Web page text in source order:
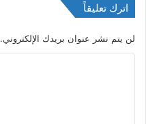
اترك تعليقاً
لن يتم نشر عنوان بريدك الإلكتروني.